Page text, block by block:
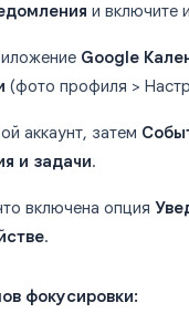
и включите
Google
(фото профиля >
аккаунт, затем
и задачи.
включена опция
.
фокусировки: